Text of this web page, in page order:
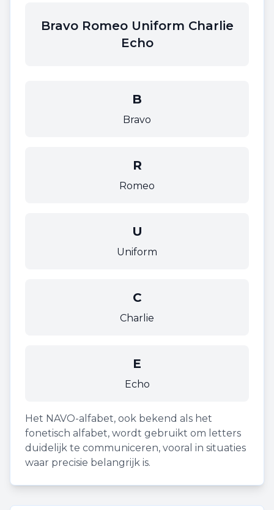
Bravo Romeo Uniform Charlie
Echo
B
Bravo
R
Romeo
U
Uniform
C
Charlie
E
Echo
Het NAVO-alfabet, ook bekend als het
fonetisch alfabet, wordt gebruikt om letters
duidelijk te communiceren, vooral in situaties
waar precisie belangrijk is.